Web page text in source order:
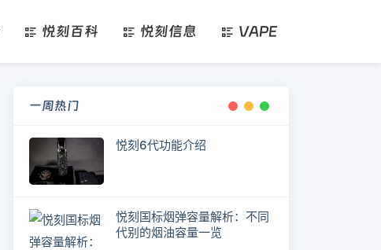
悦刻百科 悦刻信息 VAPE
一周热门
悦刻6代功能介绍
悦刻国标烟弹容量解析：不同
代别的烟油容量一览